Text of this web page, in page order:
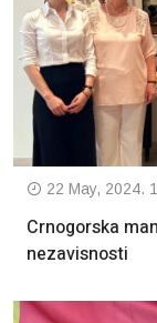
22 May, 2024.
Crnogorska
nezavisnosti